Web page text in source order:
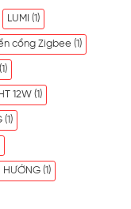
LUMI (1)
cổng Zigbee (1)
(1)
12W (1)
(1)
HƯỚNG (1)